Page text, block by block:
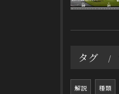
タグ
解説 種類